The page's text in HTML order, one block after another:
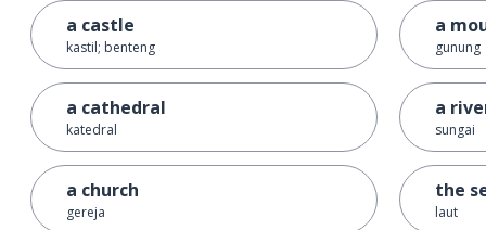
a castle
kastil; benteng
a cathedral
katedral
a church
gereja
a
gunung
a
sungai
the
laut